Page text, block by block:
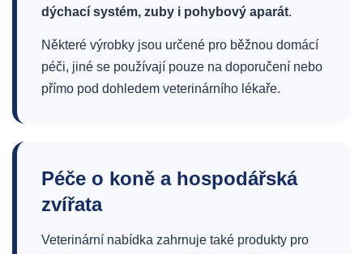
dýchací systém, zuby i pohybový aparát.
Některé výrobky jsou určené pro běžnou domácí
péči, jiné se používají pouze na doporučení nebo
přímo pod dohledem veterinárního lékaře.
Péče o koně a hospodářská
zvířata
Veterinární nabídka zahrnuje také produkty pro